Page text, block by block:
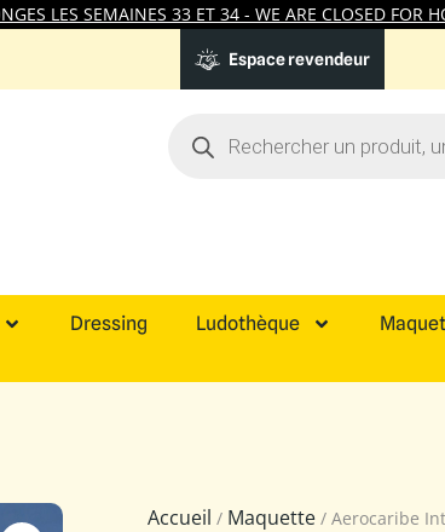
LES SEMAINES 33 ET 34 - WE ARE CLOSED FOR
Espace revendeur
Dressing Ludothèque
Accueil / Maquette / Aerocaribe